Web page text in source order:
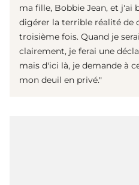
ma fille, Bobbie Jean, et j'ai
digérer la terrible réalité de
troisième fois. Quand je
clairement, je ferai une
mais d'ici là, je demande à
mon deuil en privé."